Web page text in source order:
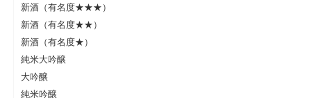
新酒（有名度★★★）
新酒（有名度★★）
新酒（有名度★）
純米大吟醸
大吟醸
純米吟醸